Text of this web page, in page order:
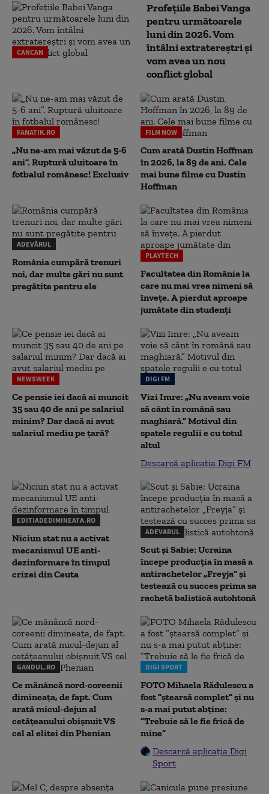
CANCAN
Profețiile Babei Vanga
pentru următoarele
luni din 2026. Vom
întâlni extratereștri și
vom avea un nou
conflict global
FANATIK.RO
„Nu ne-am mai văzut de 5-6
ani”. Ruptură uluitoare în
fotbalul românesc! Exclusiv
FILM NOW
Cum arată Dustin Hoffman
în 2026, la 89 de ani. Cele
mai bune filme cu Dustin
Hoffman
ADEVĂRUL
România cumpără trenuri
noi, dar multe gări nu sunt
pregătite pentru ele
PLAYTECH
Facultatea din România la
care nu mai vrea nimeni să
înveţe. A pierdut aproape
jumătate din studenţi
NEWSWEEK
Ce pensie iei dacă ai muncit
35 sau 40 de ani pe salariul
minim? Dar dacă ai avut
salariul mediu pe țară?
DIGI FM
Vizi Imre: „Nu aveam voie
să cânt în română sau
maghiară.” Motivul din
spatele regulii e cu totul
altul
Descarcă aplicația Digi FM
EDITIADEDIMINEATA.RO
Niciun stat nu a activat
mecanismul UE anti-
dezinformare în timpul
crizei din Ceuta
ADEVARUL
Scut și Sabie: Ucraina
începe producția în masă a
antirachetelor „Freyja” și
testează cu succes prima sa
rachetă balistică autohtonă
GANDUL.RO
Ce mănâncă nord-coreenii
dimineața, de fapt. Cum
arată micul-dejun al
cetățeanului obișnuit VS
cel al elitei din Phenian
DIGI SPORT
FOTO Mihaela Rădulescu a
fost ”ștearsă complet” și nu
s-a mai putut abține:
”Trebuie să le fie frică de
mine”
Descarcă aplicația Digi
Sport